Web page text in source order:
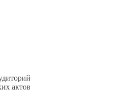
актов